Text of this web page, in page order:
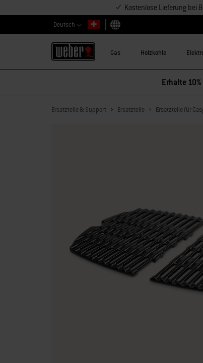
Kostenlose Lieferung bei
Deutsch
Land auswählen
Gas Holzkohle
Erhalte
Ersatzteile & Support Ersatzteile Ersatzteile für